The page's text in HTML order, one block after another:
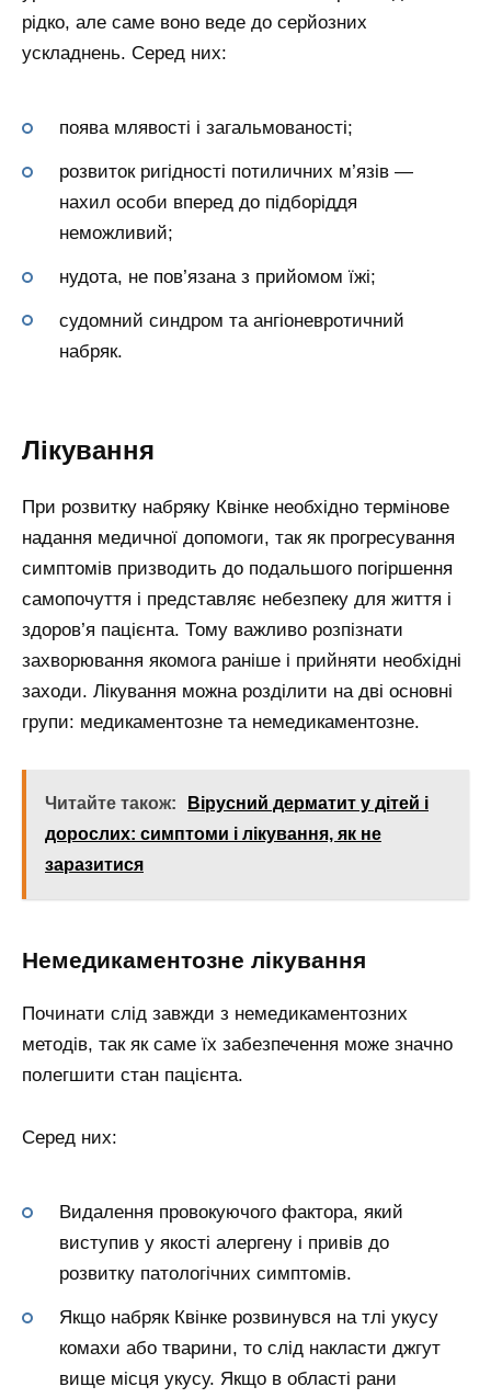
рідко, але саме воно веде до серйозних
ускладнень. Серед них:
поява млявості і загальмованості;
розвиток ригідності потиличних м’язів —
нахил особи вперед до підборіддя
неможливий;
нудота, не пов’язана з прийомом їжі;
судомний синдром та ангіоневротичний
набряк.
Лікування
При розвитку набряку Квінке необхідно термінове
надання медичної допомоги, так як прогресування
симптомів призводить до подальшого погіршення
самопочуття і представляє небезпеку для життя і
здоров’я пацієнта. Тому важливо розпізнати
захворювання якомога раніше і прийняти необхідні
заходи. Лікування можна розділити на дві основні
групи: медикаментозне та немедикаментозне.
Читайте також:
Вірусний дерматит у дітей і
дорослих: симптоми і лікування, як не
заразитися
Немедикаментозне лікування
Починати слід завжди з немедикаментозних
методів, так як саме їх забезпечення може значно
полегшити стан пацієнта.
Серед них:
Видалення провокуючого фактора, який
виступив у якості алергену і привів до
розвитку патологічних симптомів.
Якщо набряк Квінке розвинувся на тлі укусу
комахи або тварини, то слід накласти джгут
вище місця укусу. Якщо в області рани